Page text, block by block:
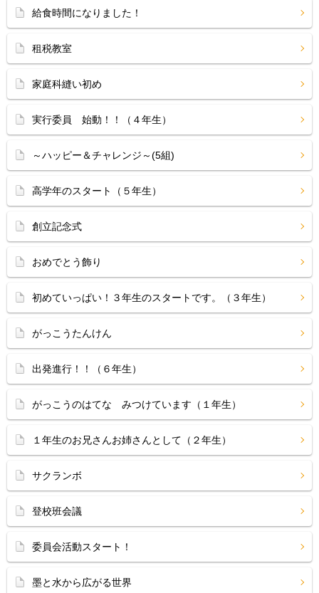
給食時間になりました！
租税教室
家庭科縫い初め
実行委員 始動！！（４年生）
～ハッピー＆チャレンジ～(5組)
高学年のスタート（５年生）
創立記念式
おめでとう飾り
初めていっぱい！３年生のスタートです。（３年生）
がっこうたんけん
出発進行！！（６年生）
がっこうのはてな みつけています（１年生）
１年生のお兄さんお姉さんとして（２年生）
サクランボ
登校班会議
委員会活動スタート！
墨と水から広がる世界